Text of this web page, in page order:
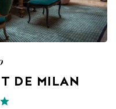
DE MILAN